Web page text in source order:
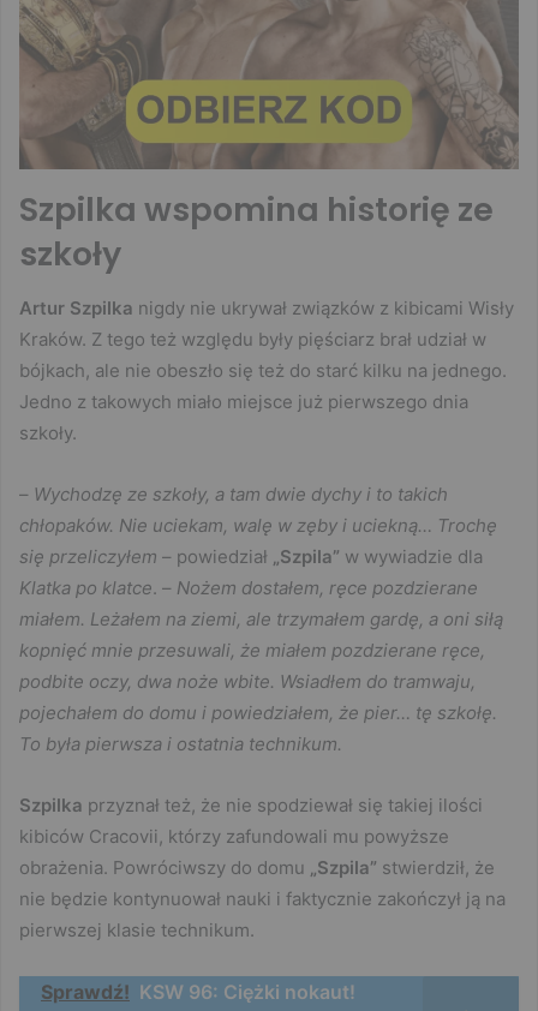
Szpilka wspomina historię ze
szkoły
Artur Szpilka nigdy nie ukrywał związków z kibicami Wisły
Kraków. Z tego też względu były pięściarz brał udział w
bójkach, ale nie obeszło się też do starć kilku na jednego.
Jedno z takowych miało miejsce już pierwszego dnia
szkoły.
– Wychodzę ze szkoły, a tam dwie dychy i to takich
chłopaków. Nie uciekam, walę w zęby i uciekną… Trochę
się przeliczyłem – powiedział „Szpila” w wywiadzie dla
Klatka po klatce. – Nożem dostałem, ręce pozdzierane
miałem. Leżałem na ziemi, ale trzymałem gardę, a oni siłą
kopnięć mnie przesuwali, że miałem pozdzierane ręce,
podbite oczy, dwa noże wbite. Wsiadłem do tramwaju,
pojechałem do domu i powiedziałem, że pier… tę szkołę.
To była pierwsza i ostatnia technikum.
Szpilka przyznał też, że nie spodziewał się takiej ilości
kibiców Cracovii, którzy zafundowali mu powyższe
obrażenia. Powróciwszy do domu
„Szpila” stwierdził, że
nie będzie kontynuował nauki i faktycznie zakończył ją na
pierwszej klasie technikum.
Sprawdź! KSW 96: Ciężki nokaut!